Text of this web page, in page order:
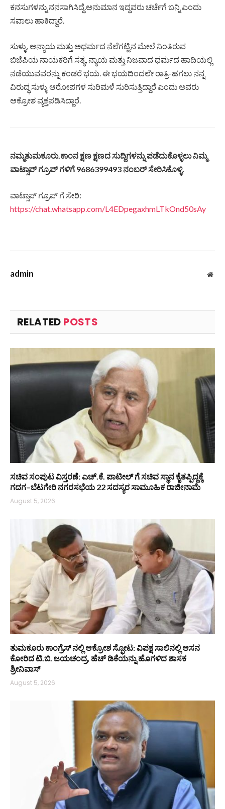
ಕನಸುಗಳನ್ನು ನನಸಾಗಿಸಿದ್ದೆ.ಅನುಮಾನ ಇದ್ದವರು ಚರ್ಚೆಗೆ ಬನ್ನಿ ಎಂದು
ಸವಾಲು ಹಾಕಿದ್ದಾರೆ.
ಸುಳ್ಳು, ಅನ್ಯಾಯ ಮತ್ತು ಅಧರ್ಮದ ನೆಲೆಗಟ್ಟಿನ ಮೇಲೆ ನಿಂತಿರುವ
ಬಿಜೆಪಿಯ ನಾಯಕರಿಗೆ ಸತ್ಯ, ನ್ಯಾಯ ಮತ್ತು ನಿಜವಾದ ಧರ್ಮದ ಹಾದಿಯಲ್ಲಿ
ನಡೆಯುವವರನ್ನು ಕಂಡರೆ ಭಯ. ಈ ಭಯದಿಂದಲೇ ರಾತ್ರಿ-ಹಗಲು ನನ್ನ
ವಿರುದ್ಧ ಸುಳ್ಳು ಆರೋಪಗಳ ಸುರಿಮಳೆ ಸುರಿಸುತ್ತಿದ್ದಾರೆ ಎಂದು ಅವರು
ಆಕ್ರೋಶ ವ್ಯಕ್ತಪಡಿಸಿದ್ದಾರೆ.
ನಮ್ಮತುಮಕೂರು.ಕಾಂನ ಕ್ಷಣ ಕ್ಷಣದ ಸುದ್ದಿಗಳನ್ನು ಪಡೆದುಕೊಳ್ಳಲು ನಿಮ್ಮ
ವಾಟ್ಸಾಪ್ ಗ್ರೂಪ್ ಗಳಿಗೆ 9686399493 ನಂಬರ್ ಸೇರಿಸಿಕೊಳ್ಳಿ.
ವಾಟ್ಸಾಪ್ ಗ್ರೂಪ್ ಗೆ ಸೇರಿ:
https://chat.whatsapp.com/L4EDpegaxhmLTkOnd50sAy
admin
RELATED POSTS
ಸಚಿವ ಸಂಪುಟ ವಿಸ್ತರಣೆ: ಎಚ್.ಕೆ. ಪಾಟೀಲ್ ಗೆ ಸಚಿವ ಸ್ಥಾನ ಕೈತಪ್ಪಿದ್ದಕ್ಕೆ
ಗದಗ–ಬೆಟಗೇರಿ ನಗರಸಭೆಯ 22 ಸದಸ್ಯರ ಸಾಮೂಹಿಕ ರಾಜೀನಾಮೆ
August 5, 2026
ತುಮಕೂರು ಕಾಂಗ್ರೆಸ್ ನಲ್ಲಿ ಆಕ್ರೋಶ ಸ್ಫೋಟ: ವಿಪಕ್ಷ ಸಾಲಿನಲ್ಲಿ ಆಸನ
ಕೋರಿದ ಟಿ.ಬಿ. ಜಯಚಂದ್ರ, ಹೆಚ್ ಡಿಕೆಯನ್ನು ಹೊಗಳಿದ ಶಾಸಕ
ಶ್ರೀನಿವಾಸ್
August 5, 2026